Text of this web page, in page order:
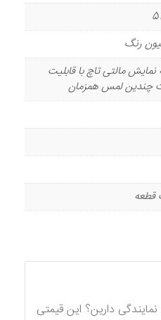
مالتی تاچ با قابلیت
چندین لمس همزمان
قطعه
دارین؟ این قیمتی